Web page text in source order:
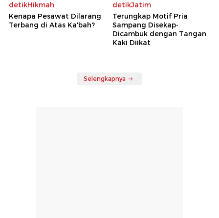
detikHikmah
Kenapa Pesawat Dilarang
Terbang di Atas Ka'bah?
detikJatim
Terungkap Motif Pria
Sampang Disekap-
Dicambuk dengan Tangan
Kaki Diikat
Selengkapnya